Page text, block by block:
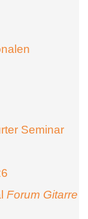
Seminar
Forum Gitarre